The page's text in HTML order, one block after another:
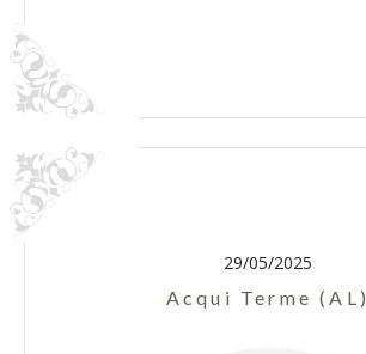
29/05/2025
Acqui Terme (AL)